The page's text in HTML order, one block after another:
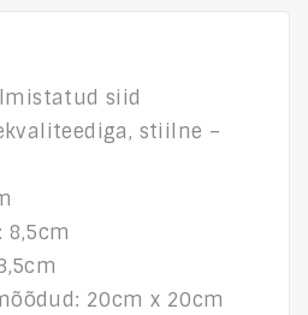
siid
stiilne –
8,5cm
20cm x 20cm